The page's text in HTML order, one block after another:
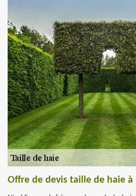
Offre de devis taille de haie à